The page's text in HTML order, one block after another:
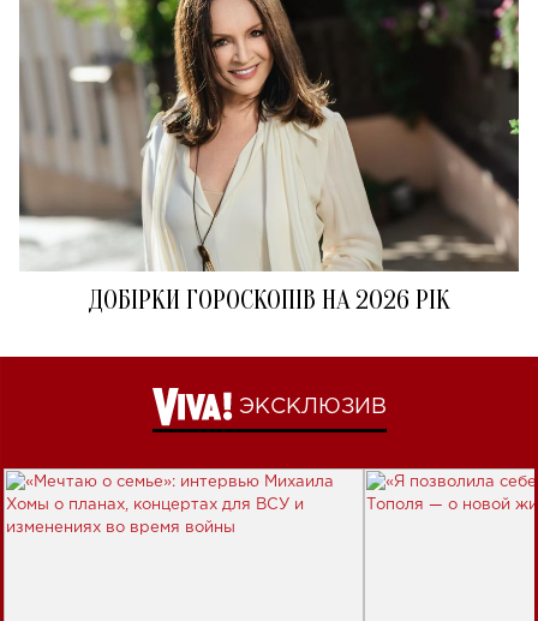
ДОБІРКИ ГОРОСКОПІВ НА 2026 РІК
ЭКСКЛЮЗИВ